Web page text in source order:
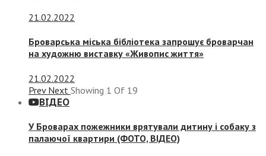
21.02.2022
Броварська міська бібліотека запрошує броварчан
на художню виставку «Живопис життя»
21.02.2022
Prev Next Showing 1 Of 19
ВІДЕО
У Броварах пожежники врятували дитину і собаку з
палаючої квартири (ФОТО, ВІДЕО)